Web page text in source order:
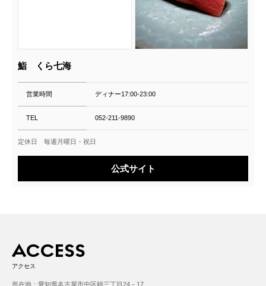
鮨 くら七海
営業時間 ディナー17:00-23:00
TEL 052-211-9890
定休日 毎週月曜日・祝日
公式サイト
ACCESS
アクセス
所在地：愛知県名古屋市中区錦三丁目24－17